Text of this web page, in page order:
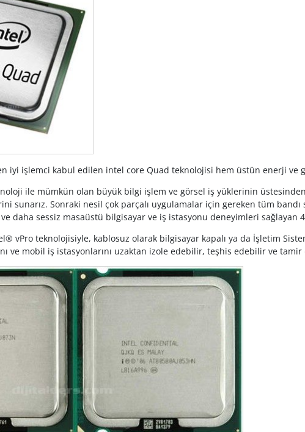
iyi işlemci kabul edilen intel core Quad teknolojisi hem üstün enerji ve
ile mümkün olan büyük bilgi işlem ve görsel iş yüklerinin
sunarız. Sonraki nesil çok parçalı uygulamalar için gereken tüm
ve daha sessiz masaüstü bilgisayar ve iş istasyonu deneyimleri
vPro teknolojisiyle, kablosuz olarak bilgisayar kapalı ya da İşletim
ve mobil iş istasyonlarını uzaktan izole edebilir, teşhis edebilir ve